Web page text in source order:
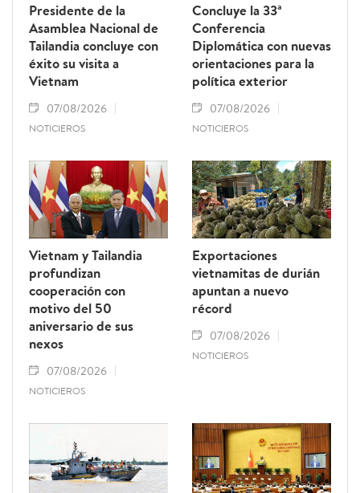
Presidente de la
Asamblea Nacional de
Tailandia concluye con
éxito su visita a
Vietnam
07/08/2026
NOTICIEROS
Concluye la 33ª
Conferencia
Diplomática con nuevas
orientaciones para la
política exterior
07/08/2026
NOTICIEROS
Vietnam y Tailandia
profundizan
cooperación con
motivo del 50
aniversario de sus
nexos
07/08/2026
NOTICIEROS
Exportaciones
vietnamitas de durián
apuntan a nuevo
récord
07/08/2026
NOTICIEROS